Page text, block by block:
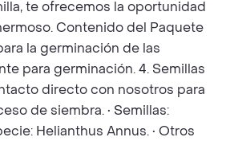
te ofrecemos la oportunidad
Contenido del Paquete
la germinación de las
para germinación. 4. Semillas
directo con nosotros para
de siembra. • Semillas:
Helianthus Annus. • Otros